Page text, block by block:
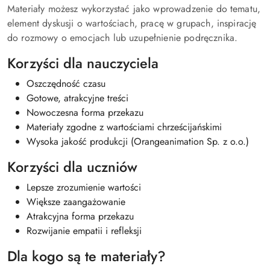
Materiały możesz wykorzystać jako wprowadzenie do tematu,
element dyskusji o wartościach, pracę w grupach, inspirację
do rozmowy o emocjach lub uzupełnienie podręcznika.
Korzyści dla nauczyciela
Oszczędność czasu
Gotowe, atrakcyjne treści
Nowoczesna forma przekazu
Materiały zgodne z wartościami chrześcijańskimi
Wysoka jakość produkcji (Orangeanimation Sp. z o.o.)
Korzyści dla uczniów
Lepsze zrozumienie wartości
Większe zaangażowanie
Atrakcyjna forma przekazu
Rozwijanie empatii i refleksji
Dla kogo są te materiały?